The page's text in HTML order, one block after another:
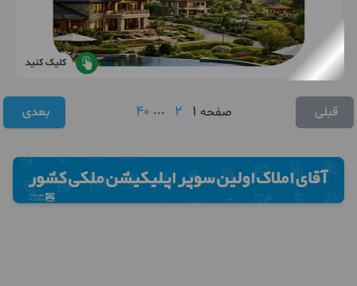
کلیک کنید
قبلی صفحه 1
2
...
40 بعدی